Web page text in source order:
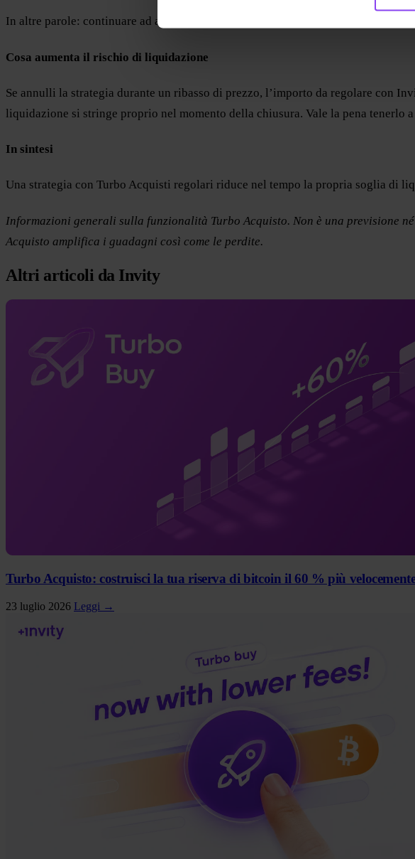
In altre parole: continuare ad acquistare durante un ribasso abbassa il prezzo a
Cosa aumenta il rischio di liquidazione
Se annulli la strategia durante un ribasso di prezzo, l’importo da regolare con
liquidazione si stringe proprio nel momento della chiusura. Vale la pena tenerlo
In sintesi
Una strategia con Turbo Acquisti regolari riduce nel tempo la propria soglia di
Informazioni generali sulla funzionalità Turbo Acquisto. Non è una previsione
Acquisto amplifica i guadagni così come le perdite.
Altri articoli da Invity
Turbo Acquisto: costruisci la tua riserva di bitcoin il 60 % più
23 luglio 2026 Leggi →